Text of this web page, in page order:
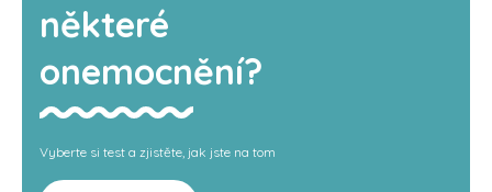
některé
onemocnění?
Vyberte si test a zjistěte, jak jste na tom